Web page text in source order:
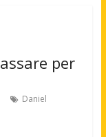
per
Daniel